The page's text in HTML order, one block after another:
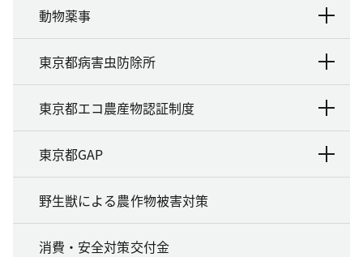
動物薬事
東京都病害虫防除所
東京都エコ農産物認証制度
東京都GAP
野生獣による農作物被害対策
消費・安全対策交付金